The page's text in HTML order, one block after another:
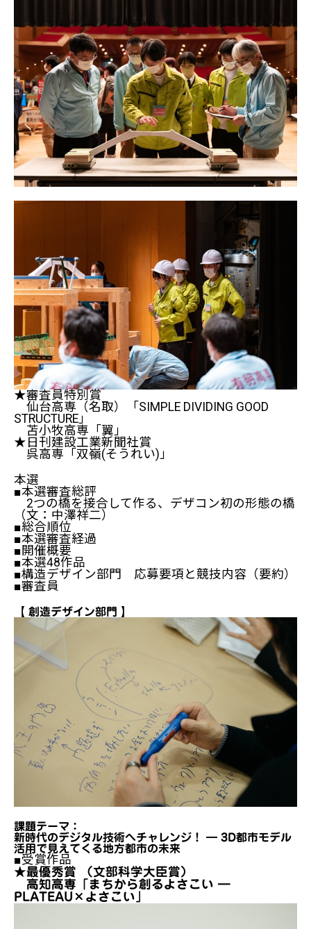
★審査員特別賞
仙台高専（名取）「SIMPLE DIVIDING GOOD
STRUCTURE」
苫小牧高専「翼」
★日刊建設工業新聞社賞
呉高専「双嶺(そうれい)」
本選
■本選審査総評
2つの橋を接合して作る、デザコン初の形態の橋
（文：中澤祥二）
■総合順位
■本選審査経過
■開催概要
■本選48作品
■構造デザイン部門 応募要項と競技内容（要約）
■審査員
【 創造デザイン部門 】
課題テーマ：
新時代のデジタル技術へチャレンジ！ ― 3D都市モデル
活用で見えてくる地方都市の未来
■受賞作品
★最優秀賞 （文部科学大臣賞）
高知高専「まちから創るよさこい ―
PLATEAU×よさこい」